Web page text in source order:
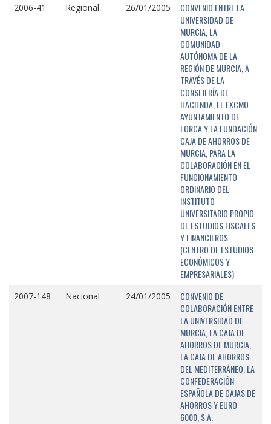
2006-41 Regional 26/01/2005
CONVENIO ENTRE LA
UNIVERSIDAD DE
MURCIA, LA
COMUNIDAD
AUTÓNOMA DE LA
REGIÓN DE MURCIA, A
TRAVÉS DE LA
CONSEJERÍA DE
HACIENDA, EL EXCMO.
AYUNTAMIENTO DE
LORCA Y LA FUNDACIÓN
CAJA DE AHORROS DE
MURCIA, PARA LA
COLABORACIÓN EN EL
FUNCIONAMIENTO
ORDINARIO DEL
INSTITUTO
UNIVERSITARIO PROPIO
DE ESTUDIOS FISCALES
Y FINANCIEROS
(CENTRO DE ESTUDIOS
ECONÓMICOS Y
EMPRESARIALES)
2007-148 Nacional 24/01/2005
CONVENIO DE
COLABORACIÓN ENTRE
LA UNIVERSIDAD DE
MURCIA, LA CAJA DE
AHORROS DE MURCIA,
LA CAJA DE AHORROS
DEL MEDITERRÁNEO, LA
CONFEDERACIÓN
ESPAÑOLA DE CAJAS DE
AHORROS Y EURO
6000, S.A.